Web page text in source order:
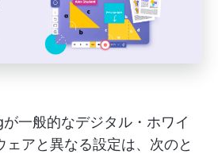
一般的なデジタル・ホワイ
ェアと異なる設定は、次のと